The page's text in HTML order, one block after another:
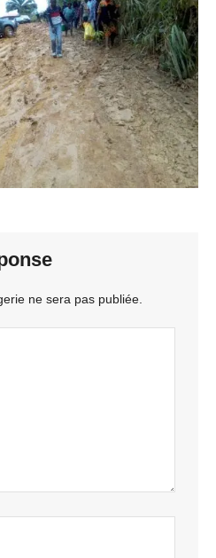
ne sera pas publiée.